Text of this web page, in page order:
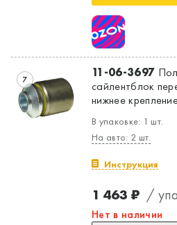
7 11-06-3697
сайлентблок
нижнее
В упаковке: 1 шт.
На авто: 2 шт.
Инструкция
1 463 ₽ /
Нет в наличии